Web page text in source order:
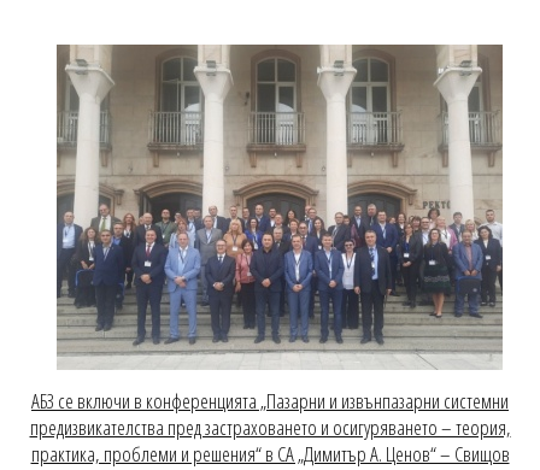
АБЗ се включи в конференцията „Пазарни и извънпазарни системни
предизвикателства пред застраховането и осигуряването – теория,
практика, проблеми и решения“ в СА „Димитър А. Ценов“ – Свищов